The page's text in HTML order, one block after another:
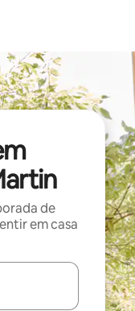
de
em casa
explore-os